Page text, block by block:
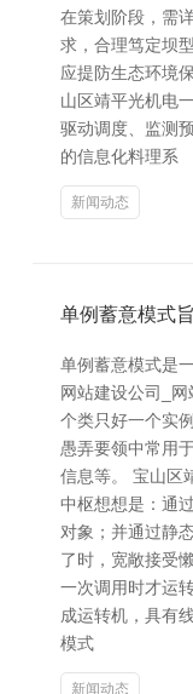
在策划阶段，需
求，合理笃定坝
应提防生态环境
山区靖平光机电
驱动调度、监测
的信息化料理系
新闻动态
单例蓄意模式
单例蓄意模式是
网站建设公司_
个类只好一个实
愚弄要领中常用
信息等。 宝山区
中枢想想是：通
对象；并通过静
了时，宽敞接受
一次调用时才运
成运转机，具有
模式
新闻动态